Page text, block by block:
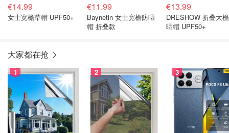
€14.99
女士宽檐草帽 UPF50+
€11.99
Baynetin 女士宽檐防晒
帽 折叠款
€13.99
DRESHOW 折叠大
晒帽 UPF50+
大家都在抢
1 2 3